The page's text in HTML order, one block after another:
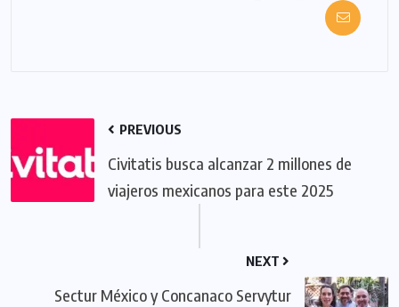
PREVIOUS
Civitatis busca alcanzar 2 millones de
viajeros mexicanos para este 2025
NEXT
Sectur México y Concanaco Servytur